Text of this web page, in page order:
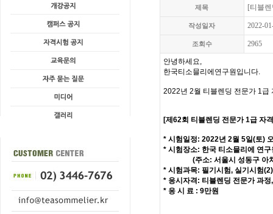
제목 [티블
작성일자 2022-
조회수 2965
안녕하세요,
한국티소믈리에연구원입니다.
2022년 2월 티블렌딩 전문가 1급
[제62회 티블렌딩 전문가1급 자
* 시험일정: 2022년 2월 5일(토)
* 시험장소: 한국 티소믈리에 연구
(주소: 서울시 성동구 아
* 시험과목: 필기시험, 실기시험(2)
* 응시자격 : 티블렌딩 전문가 과정,
* 응 시 료 : 9만원